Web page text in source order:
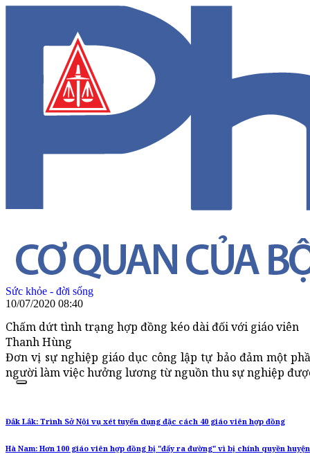
Sức khỏe - đời sống
10/07/2020 08:40
Chấm dứt tình trạng hợp đồng kéo dài đối với giáo viên
Thanh Hùng
Đơn vị sự nghiệp giáo dục công lập tự bảo đảm một
người làm việc hưởng lương từ nguồn thu sự nghiệp
Đắk Lắk: Trình Sở Nội vụ xét tuyển dụng đặc cách 40 giáo viên hợp đồng
Hà Nam: Hơn 100 giáo viên hợp đồng bị "đẩy ra đường" vì bị chính quyền